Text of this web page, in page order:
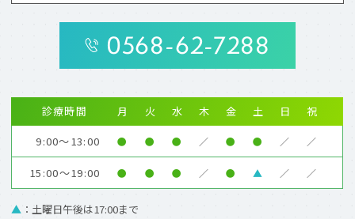
0568-62-7288
診療時間 月 火 水 木 金 土 日
祝
9:00～13:00
● ● ● ／ ● ● ／ ／
15:00～19:00 ● ● ● ／ ● ▲ ／ ／
▲ ：土曜日午後は17:00まで